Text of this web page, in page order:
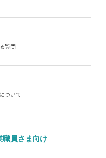
質問
ついて
職員さま向け